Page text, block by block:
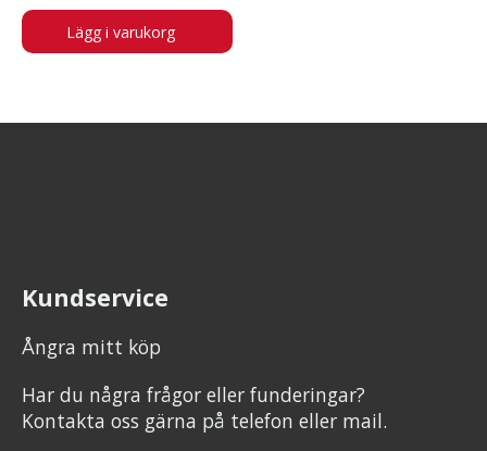
Lägg i varukorg
Kundservice
Ångra mitt köp
Har du några frågor eller funderingar?
Kontakta oss gärna på telefon eller mail.